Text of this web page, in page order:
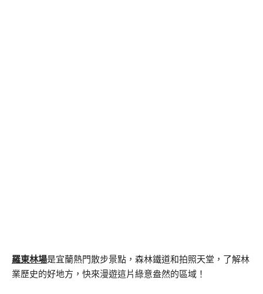
羅東林場是宜蘭熱門散步景點，森林鐵道和拍照天堂，了解林
業歷史的好地方，快來漫遊這片綠意盎然的區域！